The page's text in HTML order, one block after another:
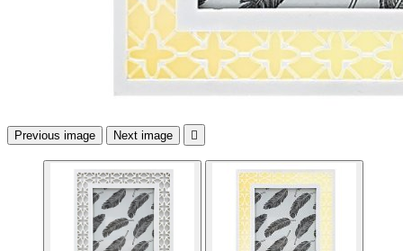
Previous image Next image 